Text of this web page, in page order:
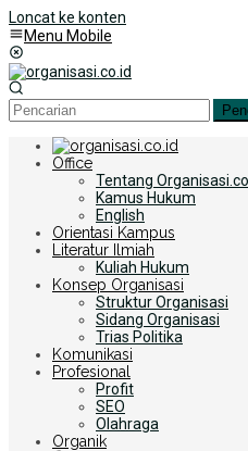
Loncat ke konten
Menu Mobile
Office
Tentang
Kamus Hukum
English
Orientasi Kampus
Literatur Ilmiah
Kuliah Hukum
Konsep Organisasi
Struktur Organisasi
Sidang Organisasi
Trias Politika
Komunikasi
Profesional
Profit
SEO
Olahraga
Organik